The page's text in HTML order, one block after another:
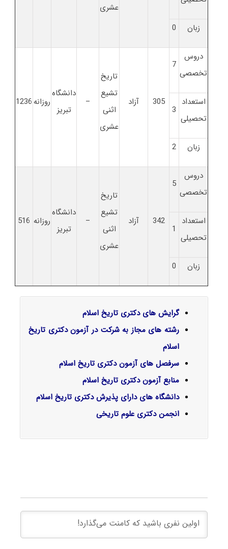
عشری
زبان 0
دروس
تخصصی
7
305 آزاد
تاریخ
تشیع
اثنی
عشری
–
دانشگاه
تبریز
روزانه 1236
استعداد
تحصیلی
3
زبان 2
دروس
تخصصی
5
342 آزاد
تاریخ
تشیع
اثنی
عشری
–
دانشگاه
تبریز
روزانه 516
استعداد
تحصیلی
1
زبان 0
گرایش‌ های دکتری تاریخ اسلام
رشته های مجاز به شرکت در آزمون دکتری تاریخ
اسلام
سرفصل‌ های آزمون دکتری تاریخ اسلام
منابع آزمون دکتری تاریخ اسلام
دانشگاه های دارای پذیرش دکتری تاریخ اسلام
انجمن دکتری علوم تاریخی